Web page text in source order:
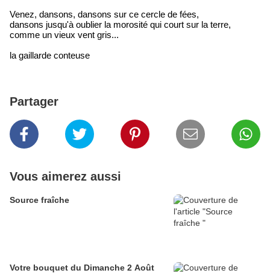
Venez, dansons, dansons sur ce cercle de fées,
dansons jusqu'à oublier la morosité qui court sur la terre,
comme un vieux vent gris...
la gaillarde conteuse
Partager
Vous aimerez aussi
Source fraîche
Votre bouquet du Dimanche 2 Août